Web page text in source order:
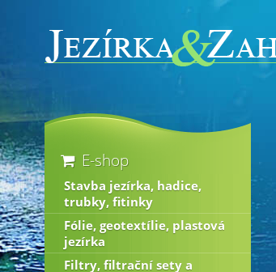
E-shop
Stavba jezírka, hadice,
trubky, fitinky
Fólie, geotextílie, plastová
jezírka
Filtry, filtrační sety a